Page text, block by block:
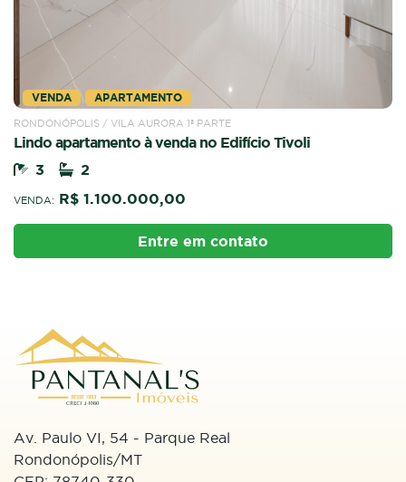
VENDA APARTAMENTO
RONDONÓPOLIS / VILA AURORA 1ª PARTE
Lindo apartamento à venda no Edifício Tivoli
3
2
VENDA: R$ 1.100.000,00
Entre em contato
Av. Paulo VI, 54 - Parque Real
Rondonópolis/MT